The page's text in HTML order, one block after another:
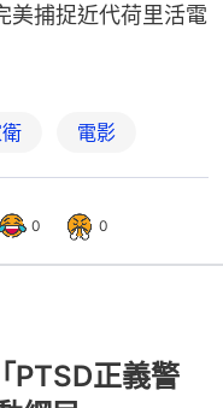
美捕捉近代荷里活電
電影
0 0
PTSD正義警